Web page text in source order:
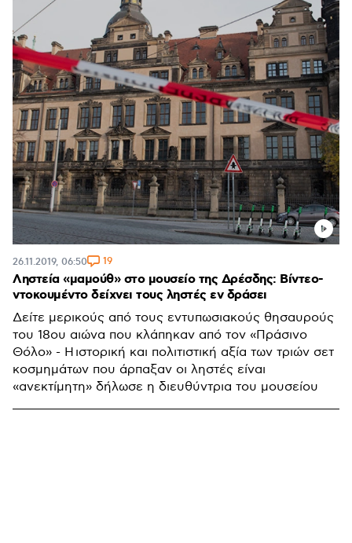
Ληστεία «μαμούθ» στο μουσείο της Δρέσδης: Βίντεο-
ντοκουμέντο δείχνει τους ληστές εν δράσει
Δείτε μερικούς από τους εντυπωσιακούς θησαυρούς
του 18ου αιώνα που κλάπηκαν από τον «Πράσινο
Θόλο» - Η ιστορική και πολιτιστική αξία των τριών σετ
κοσμημάτων που άρπαξαν οι ληστές είναι
«ανεκτίμητη» δήλωσε η διευθύντρια του μουσείου
26.11.2019, 06:50 19